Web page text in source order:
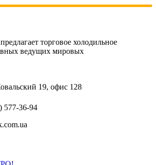
торговое холодильное
ведущих мировых
19, офис 128
577-36-94